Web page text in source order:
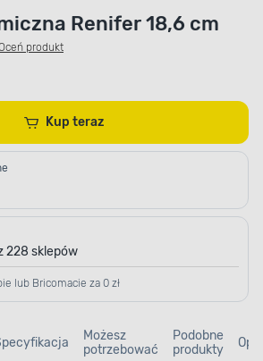
Renifer 18,6 cm
produkt
Kup teraz
228 sklepów
lub Bricomacie za 0 zł
Możesz
potrzebować
Podobne
produkty